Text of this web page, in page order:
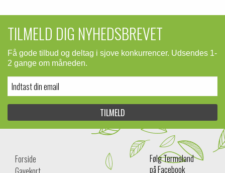
TILMELD DIG NYHEDSBREVET
Få gode tilbud og deltag i sjove konkurrencer. Udsendes 1-
2 gange om måneden.
Forside
Følg Termoland
på Facebook